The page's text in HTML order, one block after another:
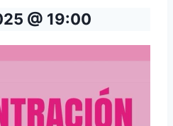
@ 19:00